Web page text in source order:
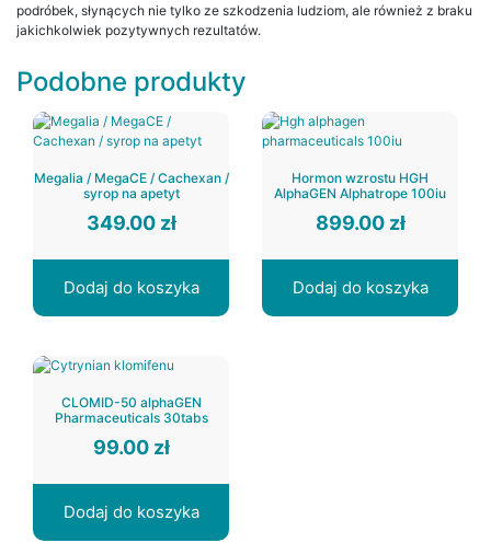
podróbek, słynących nie tylko ze szkodzenia ludziom, ale również z braku
jakichkolwiek pozytywnych rezultatów.
Podobne produkty
Megalia / MegaCE / Cachexan /
syrop na apetyt
349.00 zł
Dodaj do koszyka
Hormon wzrostu HGH
AlphaGEN Alphatrope 100iu
899.00 zł
Dodaj do koszyka
CLOMID-50 alphaGEN
Pharmaceuticals 30tabs
99.00 zł
Dodaj do koszyka